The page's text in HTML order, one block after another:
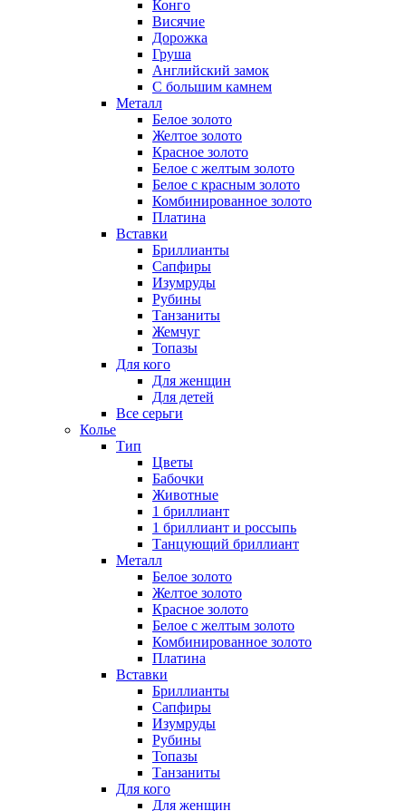
Конго
Висячие
Дорожка
Груша
Английский замок
С большим камнем
Металл
Белое золото
Желтое золото
Красное золото
Белое с желтым золото
Белое с красным золото
Комбинированное золото
Платина
Вставки
Бриллианты
Сапфиры
Изумруды
Рубины
Танзаниты
Жемчуг
Топазы
Для кого
Для женщин
Для детей
Все серьги
Колье
Тип
Цветы
Бабочки
Животные
1 бриллиант
1 бриллиант и россыпь
Танцующий бриллиант
Металл
Белое золото
Желтое золото
Красное золото
Белое с желтым золото
Комбинированное золото
Платина
Вставки
Бриллианты
Сапфиры
Изумруды
Рубины
Топазы
Танзаниты
Для кого
Для женщин